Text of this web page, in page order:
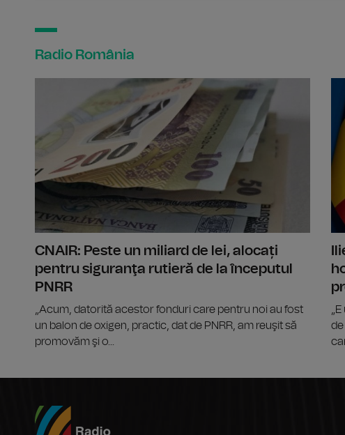
Radio România
CNAIR: Peste un miliard de lei, alocați
pentru siguranţa rutieră de la începutul
PNRR
„Acum, datorită acestor fonduri care pentru noi au fost
un balon de oxigen, practic, dat de PNRR, am reuşit să
promovăm şi o...
de